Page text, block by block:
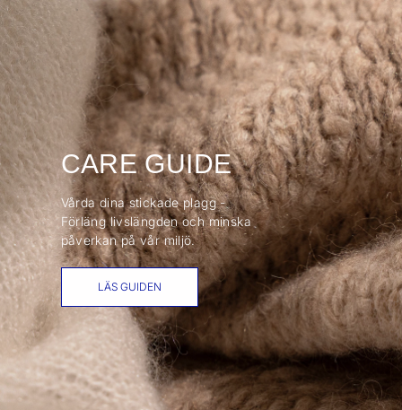
CARE GUIDE
Vårda dina stickade plagg -
Förläng livslängden och minska
påverkan på vår miljö.
LÄS GUIDEN